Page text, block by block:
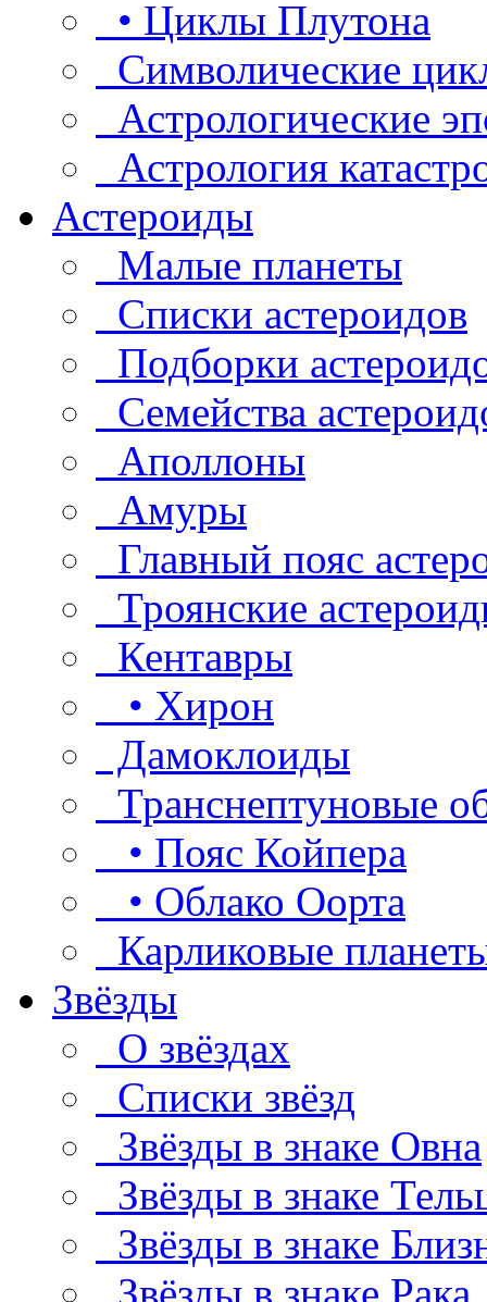
• Циклы Плутона
Символические
Астрологические
Астрология
Астероиды
Малые планеты
Списки астероидов
Подборки
Семейства
Аполлоны
Амуры
Главный пояс
Троянские
Кентавры
• Хирон
Дамоклоиды
Транснептуновые
• Пояс Койпера
• Облако Оорта
Карликовые
Звёзды
О звёздах
Списки звёзд
Звёзды в знаке Овна
Звёзды в знаке
Звёзды в знаке